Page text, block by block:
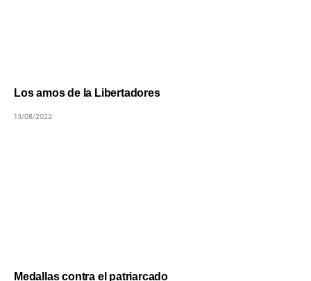
Los amos de la Libertadores
13/08/2022
Medallas contra el patriarcado